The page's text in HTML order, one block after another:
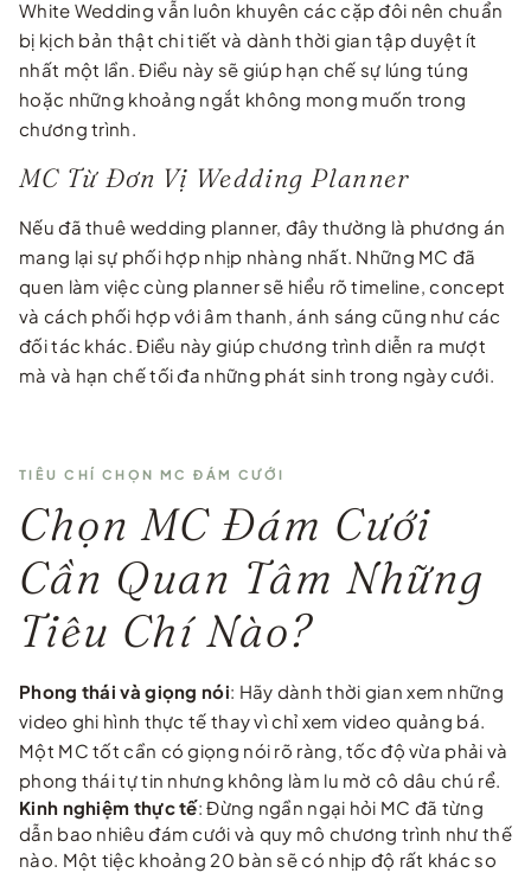
White Wedding vẫn luôn khuyên các cặp đôi nên chuẩn
bị kịch bản thật chi tiết và dành thời gian tập duyệt ít
nhất một lần. Điều này sẽ giúp hạn chế sự lúng túng
hoặc những khoảng ngắt không mong muốn trong
chương trình.
MC Từ Đơn Vị Wedding Planner
Nếu đã thuê wedding planner, đây thường là phương án
mang lại sự phối hợp nhịp nhàng nhất. Những MC đã
quen làm việc cùng planner sẽ hiểu rõ timeline, concept
và cách phối hợp với âm thanh, ánh sáng cũng như các
đối tác khác. Điều này giúp chương trình diễn ra mượt
mà và hạn chế tối đa những phát sinh trong ngày cưới.
TIÊU CHÍ CHỌN MC ĐÁM CƯỚI
Chọn MC Đám Cưới
Cần Quan Tâm Những
Tiêu Chí Nào?
Phong thái và giọng nói: Hãy dành thời gian xem những
video ghi hình thực tế thay vì chỉ xem video quảng bá.
Một MC tốt cần có giọng nói rõ ràng, tốc độ vừa phải và
phong thái tự tin nhưng không làm lu mờ cô dâu chú rể.
Kinh nghiệm thực tế: Đừng ngần ngại hỏi MC đã từng
dẫn bao nhiêu đám cưới và quy mô chương trình như thế
nào. Một tiệc khoảng 20 bàn sẽ có nhịp độ rất khác so